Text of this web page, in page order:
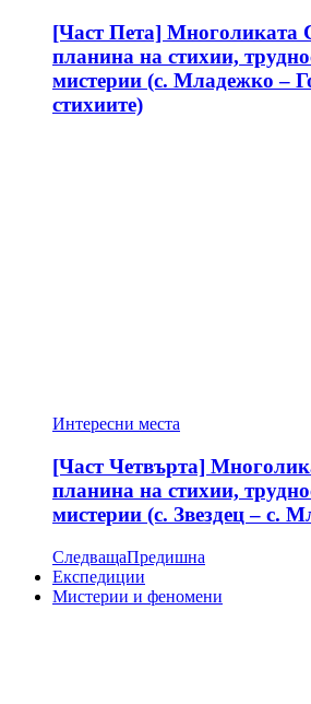
[Част Пета] Многоликата
планина на стихии,
мистерии (с. Младежко –
стихиите)
Интересни места
[Част Четвърта]
планина на стихии,
мистерии (с. Звездец – с.
СледващаПредишна
Експедиции
Мистерии и феномени